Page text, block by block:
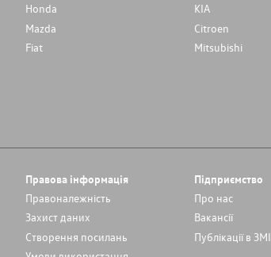
Honda
KIA
Mazda
Citroen
Fiat
Mitsubishi
Правова інформація
Правоналежність
Захист даних
Cтворення посилань
Підприємство
Про нас
Вакансії
Публікації в ЗМІ